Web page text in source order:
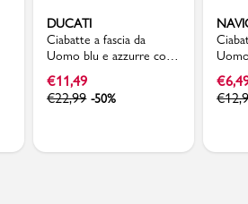
DUCATI
Ciabatte a fascia da
Uomo blu e azzurre con
logo in rilievo Ducati
€11,49
€22,99 -50%
gialli
€
€